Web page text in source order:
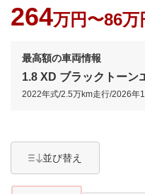
264万円〜86万
最高額の車両情報
1.8 XD ブラックトーン
2022年式/2.5万km走行/2026年
並び替え